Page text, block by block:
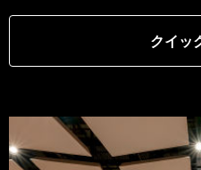
クイッ